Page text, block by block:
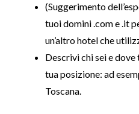
(Suggerimento
tuoi domini .com e .it
un’altro hotel che
Descrivi chi sei e
tua posizione: ad
Toscana.